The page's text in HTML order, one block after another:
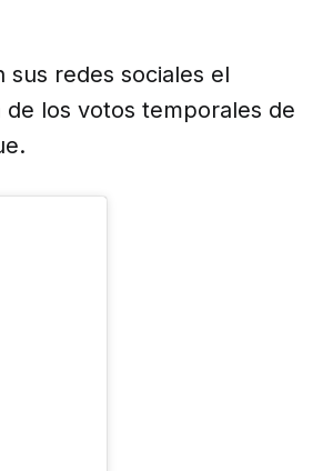
sus redes sociales el
los votos temporales de